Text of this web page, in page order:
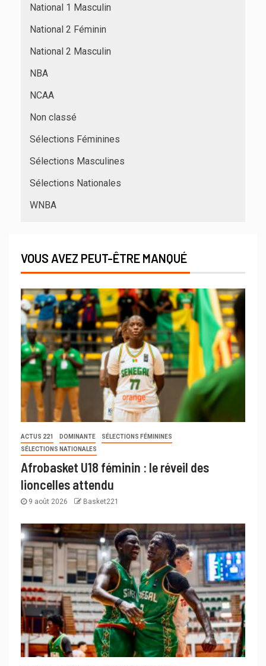
National 1 Masculin
National 2 Féminin
National 2 Masculin
NBA
NCAA
Non classé
Sélections Féminines
Sélections Masculines
Sélections Nationales
WNBA
VOUS AVEZ PEUT-ÊTRE MANQUÉ
ACTUS 221 DOMINANTE
SÉLECTIONS FÉMININES
SÉLECTIONS NATIONALES
Afrobasket U18 féminin : le réveil des
lioncelles attendu
9 août 2026 Basket221